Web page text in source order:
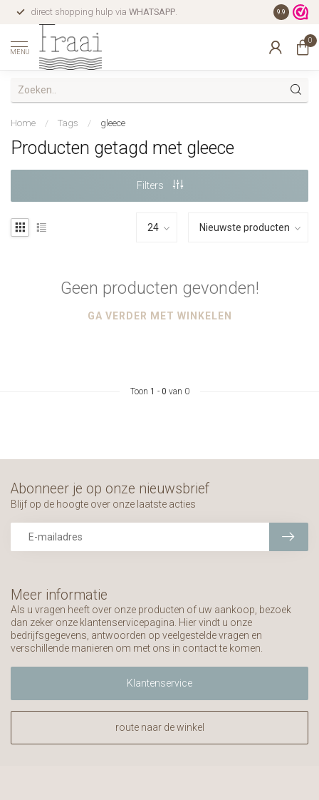
direct shopping hulp via WHATSAPP. gratis
9.9
MENU
0
Home / Tags / gleece
Producten getagd met gleece
Filters
Geen producten gevonden!
GA VERDER MET WINKELEN
Toon 1 - 0 van 0
Meer informatie
Als u vragen heeft over onze producten of uw aankoop, bezoek
dan zeker onze klantenservicepagina. Hier vindt u onze
bedrijfsgegevens, antwoorden op veelgestelde vragen en
verschillende manieren om met ons in contact te komen.
Klantenservice
route naar de winkel
Abonneer je op onze nieuwsbrief
Blijf op de hoogte over onze laatste acties